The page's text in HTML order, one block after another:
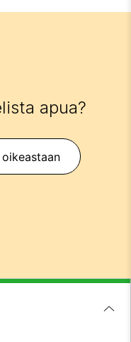
apua?
oikeastaan